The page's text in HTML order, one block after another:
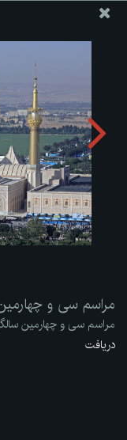
ارسال نامه
مراسم سی و
مراسم سی و
مراسم سی و چهارمین
دریافت